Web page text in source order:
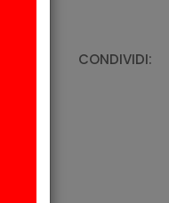
CONDIVIDI: